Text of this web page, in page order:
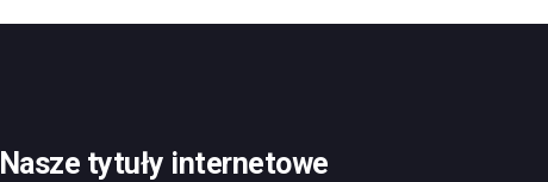
Nasze tytuły internetowe